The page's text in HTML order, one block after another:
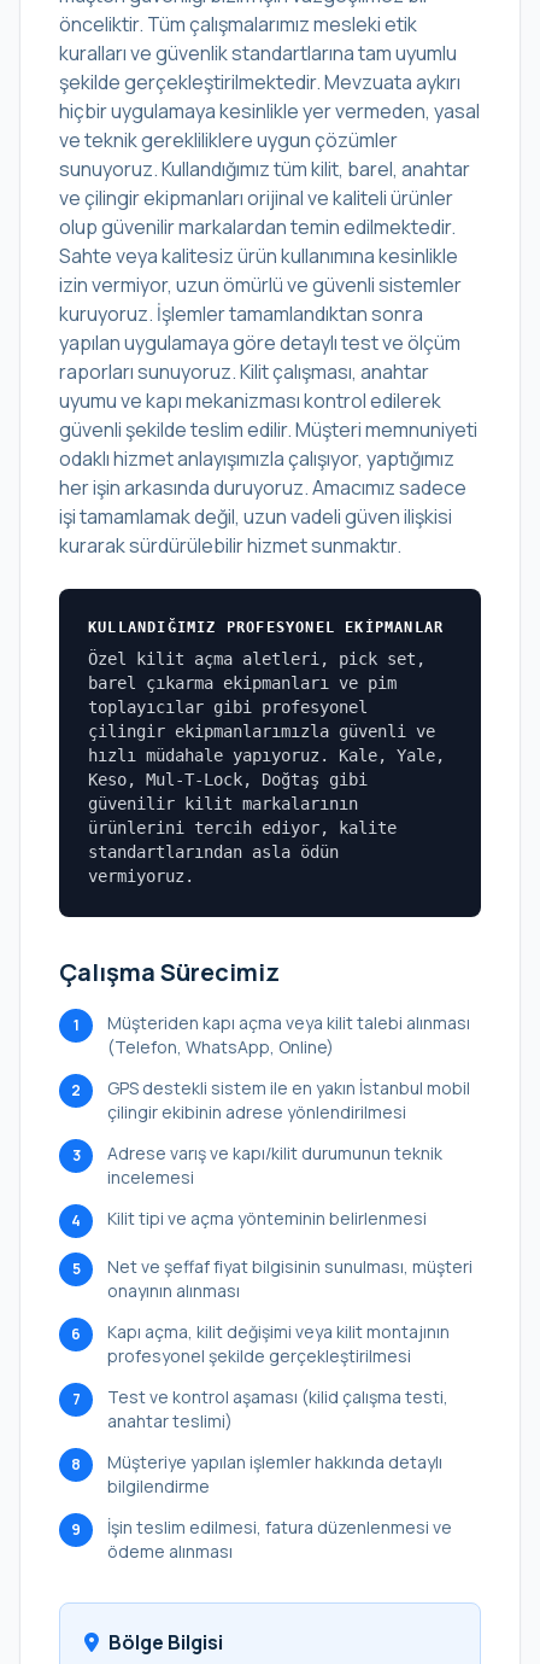
önceliktir. Tüm çalışmalarımız mesleki etik
kuralları ve güvenlik standartlarına tam uyumlu
şekilde gerçekleştirilmektedir. Mevzuata aykırı
hiçbir uygulamaya kesinlikle yer vermeden, yasal
ve teknik gerekliliklere uygun çözümler
sunuyoruz. Kullandığımız tüm kilit, barel, anahtar
ve çilingir ekipmanları orijinal ve kaliteli ürünler
olup güvenilir markalardan temin edilmektedir.
Sahte veya kalitesiz ürün kullanımına kesinlikle
izin vermiyor, uzun ömürlü ve güvenli sistemler
kuruyoruz. İşlemler tamamlandıktan sonra
yapılan uygulamaya göre detaylı test ve ölçüm
raporları sunuyoruz. Kilit çalışması, anahtar
uyumu ve kapı mekanizması kontrol edilerek
güvenli şekilde teslim edilir. Müşteri memnuniyeti
odaklı hizmet anlayışımızla çalışıyor, yaptığımız
her işin arkasında duruyoruz. Amacımız sadece
işi tamamlamak değil, uzun vadeli güven ilişkisi
kurarak sürdürülebilir hizmet sunmaktır.
KULLANDIĞIMIZ PROFESYONEL EKIPMANLAR
Özel kilit açma aletleri, pick set,
barel çıkarma ekipmanları ve pim
toplayıcılar gibi profesyonel
çilingir ekipmanlarımızla güvenli ve
hızlı müdahale yapıyoruz. Kale, Yale,
Keso, Mul-T-Lock, Doğtaş gibi
güvenilir kilit markalarının
ürünlerini tercih ediyor, kalite
standartlarından asla ödün
vermiyoruz.
Çalışma Sürecimiz
1
Müşteriden kapı açma veya kilit talebi alınması
(Telefon, WhatsApp, Online)
2
GPS destekli sistem ile en yakın İstanbul mobil
çilingir ekibinin adrese yönlendirilmesi
3
Adrese varış ve kapı/kilit durumunun teknik
incelemesi
4 Kilit tipi ve açma yönteminin belirlenmesi
5
Net ve şeffaf fiyat bilgisinin sunulması, müşteri
onayının alınması
6
Kapı açma, kilit değişimi veya kilit montajının
profesyonel şekilde gerçekleştirilmesi
7
Test ve kontrol aşaması (kilid çalışma testi,
anahtar teslimi)
8
Müşteriye yapılan işlemler hakkında detaylı
bilgilendirme
9
İşin teslim edilmesi, fatura düzenlenmesi ve
ödeme alınması
Bölge Bilgisi